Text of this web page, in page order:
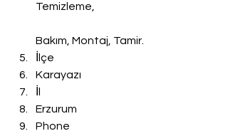
Temizleme,
Bakım, Montaj, Tamir.
İlçe
Karayazı
Erzurum
Phone